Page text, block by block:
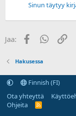
Sinun täytyy
Jaa: Facebook
Hakusessa
Finnish (FI)
Ota yhteyttä
Ohjeita
R